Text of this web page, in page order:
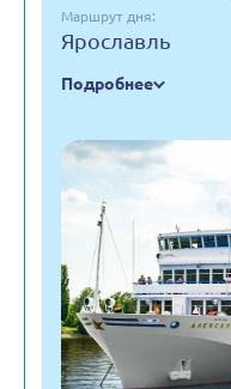
Маршрут дня:
Ярославль
Подробнее